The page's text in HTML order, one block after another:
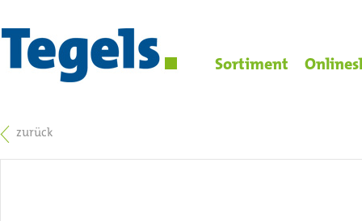
Sortiment
zurück